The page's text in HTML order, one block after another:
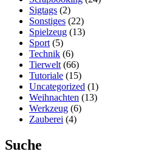
Sigtags (2)
Sonstiges (22)
Spielzeug (13)
Sport(5)
Technik (6)
Tierwelt(66)
Tutoriale (15)
Uncategorized (1)
Weihnachten (13)
Werkzeug (6)
Zauberei (4)
Suche